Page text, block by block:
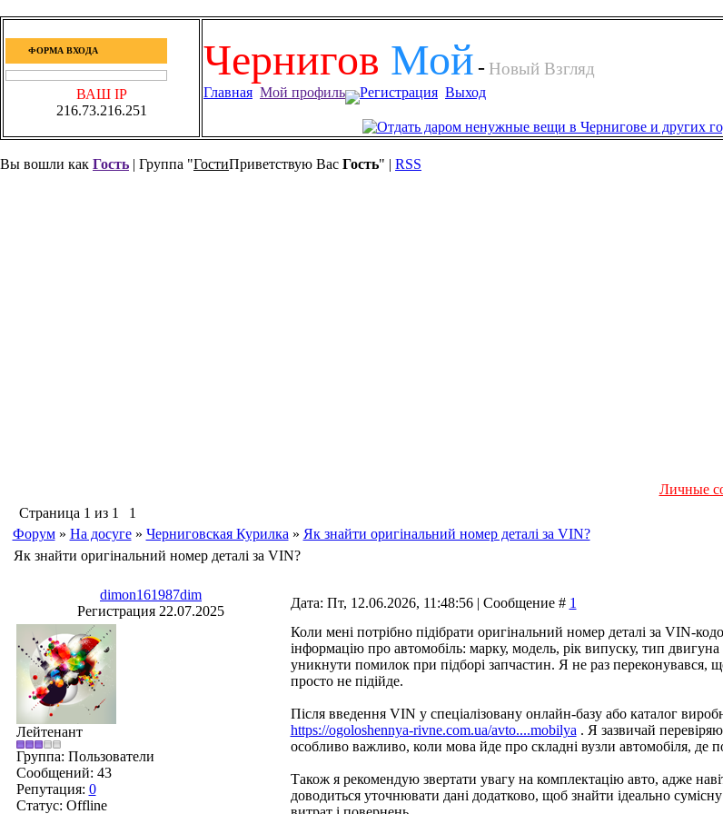
ФОРМА ВХОДА
ВАШ IP
216.73.216.251
Чернигов Мой- Новый Взгляд
Главная Мой профиль Регистрация Выход
Вы вошли как Гость | Группа "ГостиПриветствую Вас Гость" | RSS
Личные
Страница 1 из 1
1
Форум » На досуге » Черниговская Курилка » Як знайти оригінальний номер деталі за VIN?
Як знайти оригінальний номер деталі за VIN?
dimon161987dim
Регистрация 22.07.2025
Дата: Пт, 12.06.2026, 11:48:56 | Сообщение # 1
Лейтенант
Группа: Пользователи
Сообщений: 43
Репутация: 0
Статус: Offline
Коли мені потрібно підібрати оригінальний номер деталі за VIN-
інформацію про автомобіль: марку, модель, рік випуску, тип
уникнути помилок при підборі запчастин. Я не раз переконувався,
просто не підійде.
Після введення VIN у спеціалізовану онлайн-базу або каталог
https://ogoloshennya-rivne.com.ua/avto....mobilya . Я зазвичай
особливо важливо, коли мова йде про складні вузли автомобіля, де
Також я рекомендую звертати увагу на комплектацію авто, адже
доводиться уточнювати дані додатково, щоб знайти ідеально